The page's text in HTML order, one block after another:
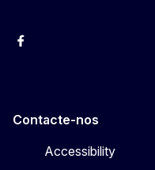
Facebook
Contacte-nos
Accessibility